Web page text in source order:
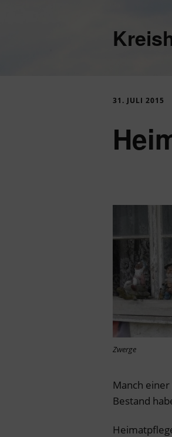
31. JULI 2015
Zwerge
Manch
Bestand